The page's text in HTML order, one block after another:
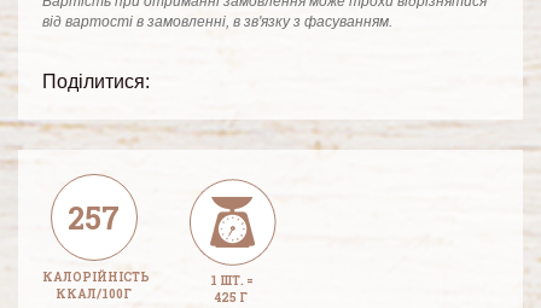
від вартості в замовленні, в зв'язку з фасуванням.
Поділитися:
257
КАЛОРІЙНІСТЬ
ККАЛ/100Г
1 ШТ. =
425 Г